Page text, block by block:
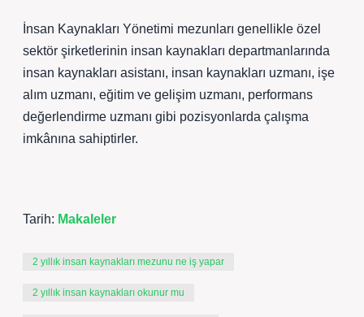
İnsan Kaynakları Yönetimi mezunları genellikle özel
sektör şirketlerinin insan kaynakları departmanlarında
insan kaynakları asistanı, insan kaynakları uzmanı, işe
alım uzmanı, eğitim ve gelişim uzmanı, performans
değerlendirme uzmanı gibi pozisyonlarda çalışma
imkânına sahiptirler.
Tarih: Makaleler
2 yıllık insan kaynakları mezunu ne iş yapar
2 yıllık insan kaynakları okunur mu